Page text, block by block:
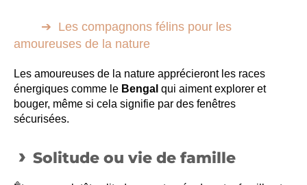
Les compagnons félins pour les
amoureuses de la nature
Les amoureuses de la nature apprécieront les races
énergiques comme le Bengal qui aiment explorer et
bouger, même si cela signifie par des fenêtres
sécurisées.
Solitude ou vie de famille